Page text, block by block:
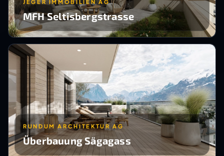
JEGER IMMOBILIEN AG
MFH Seltisbergstrasse
RUNDUM ARCHITEKTUR AG
Überbauung Sägagass